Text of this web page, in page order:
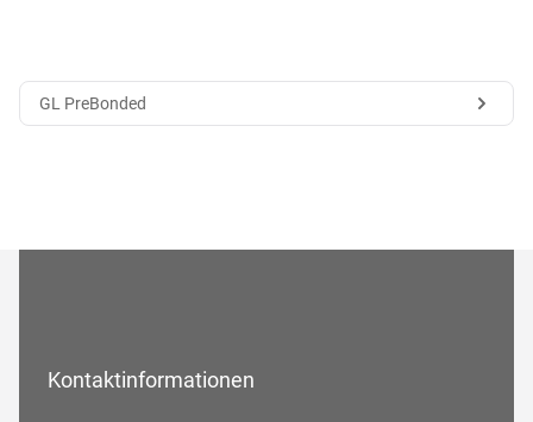
GL PreBonded
Kontaktinformationen